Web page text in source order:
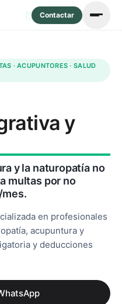
Contactar
Actualizado: mayo 2026
· ACUPUNTORES · SALUD
y
y la naturopatía no
multas por no
mes.
en profesionales
acupuntura y
y deducciones